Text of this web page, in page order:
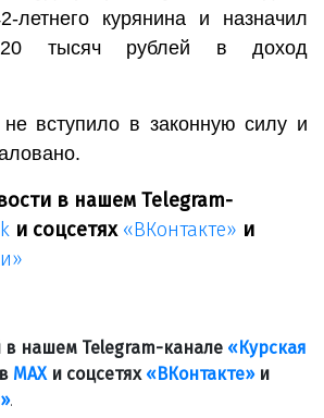
летнего курянина и назначил
тысяч рублей в доход
вступило в законную силу и
в нашем Telegram-
и соцсетях «ВКонтакте» и
в нашем Telegram-канале «Курская
МАХи соцсетях «ВКонтакте»и
.